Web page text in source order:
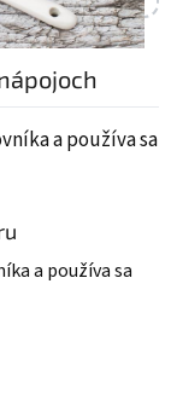
a používa sa
a používa sa